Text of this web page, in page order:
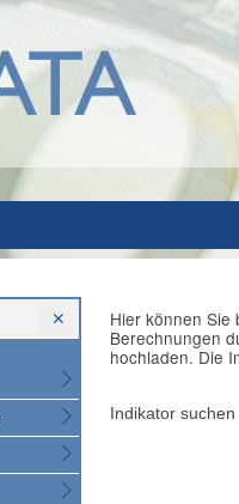
Hier können Sie
Berechnungen
hochladen. Die
Indikator suchen